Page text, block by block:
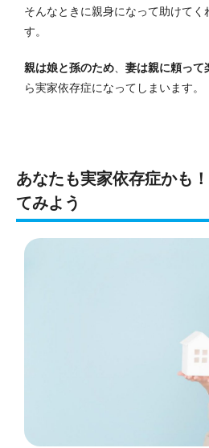
そんなときに親身になって助けて
す。
親は娘と孫のため、 妻は親に頼って
ら実家依存症になってしまいます。
あなたも実家依存症かも
てみよう